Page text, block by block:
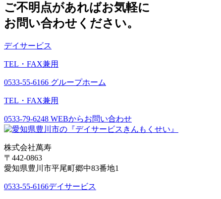
ご不明点があればお気軽に
お問い合わせください。
デイサービス
TEL・FAX兼用
0533-55-6166 グループホーム
TEL・FAX兼用
0533-79-6248 WEBからお問い合わせ
株式会社萬寿
〒442-0863
愛知県豊川市平尾町郷中83番地1
0533-55-6166デイサービス